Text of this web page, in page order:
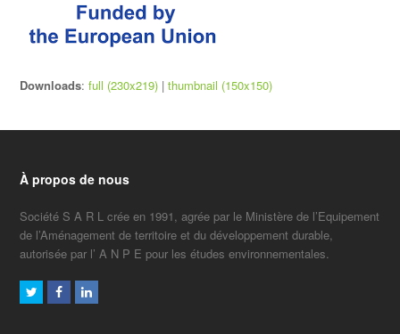
Downloads:full (230x219) |thumbnail (150x150)
À propos de nous
Société S A R L crée en 1991, agrée par le Ministère de l’Equipement
de l’Aménagement de territoire et du développement durable,
autorisée par l’ A N P E pour les études environnementales.
TwitterFacebookLinkedIn